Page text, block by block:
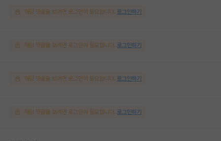
해당 댓글을 보려면 로그인이 필요합니다. 로그인하기
해당 댓글을 보려면 로그인이 필요합니다. 로그인하기
해당 댓글을 보려면 로그인이 필요합니다. 로그인하기
해당 댓글을 보려면 로그인이 필요합니다. 로그인하기